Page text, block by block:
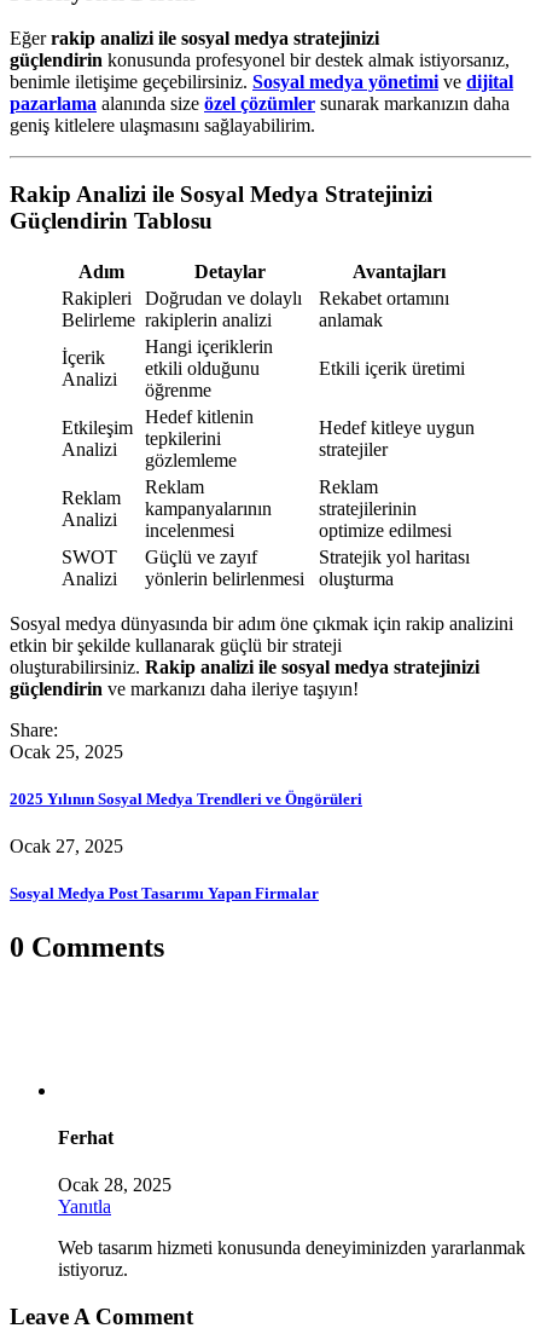
Eğerrakip analizi ile sosyal medya stratejinizi
güçlendirin konusunda profesyonel bir destek almak istiyorsanız,
benimle iletişime geçebilirsiniz. Sosyal medya yönetimive dijital
pazarlama alanında size özel çözümler sunarak markanızın daha
geniş kitlelere ulaşmasını sağlayabilirim.
Rakip Analizi ile Sosyal Medya Stratejinizi
Güçlendirin Tablosu
Adım Detaylar
Avantajları
Rakipleri
Belirleme
Doğrudan ve dolaylı
rakiplerin analizi
Rekabet ortamını
anlamak
İçerik
Analizi
Hangi içeriklerin
etkili olduğunu
öğrenme
Etkili içerik üretimi
Etkileşim
Analizi
Hedef kitlenin
tepkilerini
gözlemleme
Hedef kitleye uygun
stratejiler
Reklam
Analizi
Reklam
kampanyalarının
incelenmesi
Reklam
stratejilerinin
optimize edilmesi
SWOT
Analizi
Güçlü ve zayıf
yönlerin belirlenmesi
Stratejik yol haritası
oluşturma
Sosyal medya dünyasında bir adım öne çıkmak için rakip analizini
etkin bir şekilde kullanarak güçlü bir strateji
oluşturabilirsiniz. Rakip analizi ile sosyal medya stratejinizi
güçlendirin ve markanızı daha ileriye taşıyın!
Share:
Ocak 25, 2025
2025 Yılının Sosyal Medya Trendleri ve Öngörüleri
Ocak 27, 2025
Sosyal Medya Post Tasarımı Yapan Firmalar
0 Comments
Ferhat
Ocak 28, 2025
Yanıtla
Web tasarım hizmeti konusunda deneyiminizden yararlanmak
istiyoruz.
Leave A Comment